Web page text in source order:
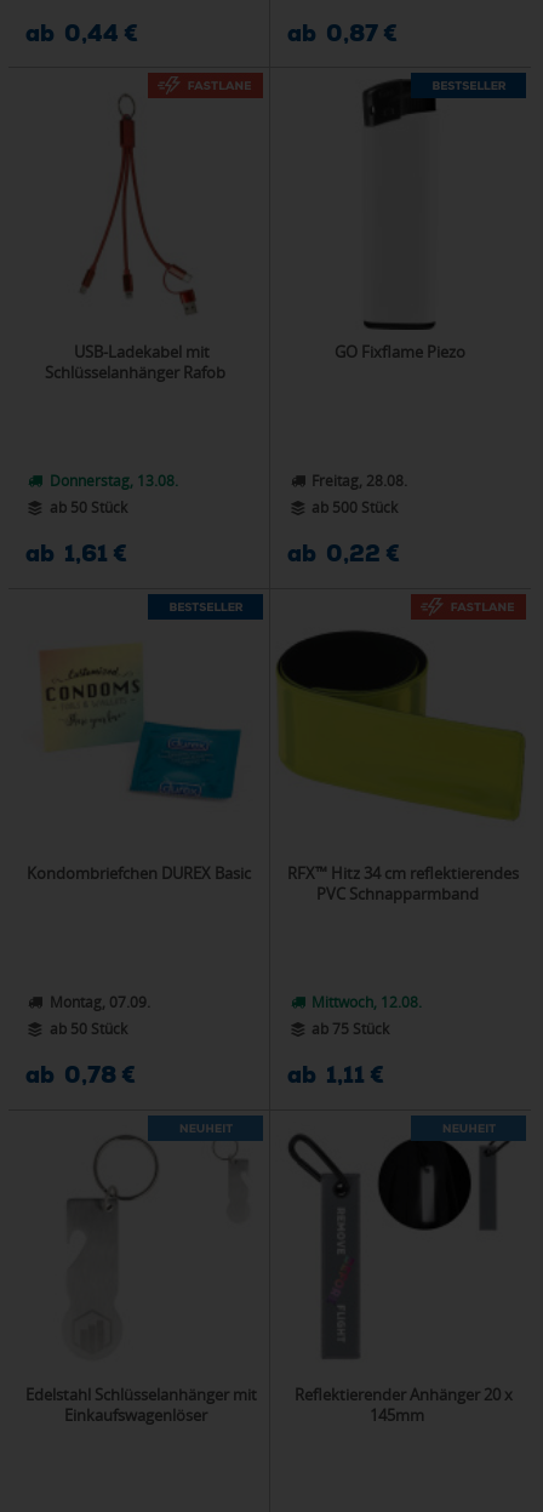
ab 0,44 € ab 0,87 €
USB-Ladekabel mit
Schlüsselanhänger Rafob
Donnerstag, 13.08.
ab 50 Stück
ab 1,61 €
GO Fixflame Piezo
Freitag, 28.08.
ab 500 Stück
ab 0,22 €
Kondombriefchen DUREX Basic
Montag, 07.09.
ab 50 Stück
ab 0,78 €
RFX™ Hitz 34 cm reflektierendes
PVC Schnapparmband
Mittwoch, 12.08.
ab 75 Stück
ab 1,11 €
Edelstahl Schlüsselanhänger mit
Einkaufswagenlöser
Reflektierender Anhänger 20 x
145mm